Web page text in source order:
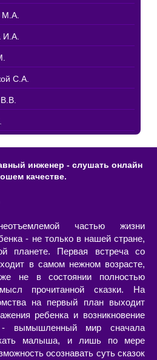
М.А.
И.А.
С.А.
инженер - слушать онлайн
качестве.
частью жизни
- не только в нашей стране,
планете. Первая встреча со
в самом нежном возрасте,
не в состоянии полностью
прочитанной сказки. На
на первый план выходит
ребенка и возникновение
- вымышленный мир сначала
малыша, и лишь по мере
осознавать суть сказок